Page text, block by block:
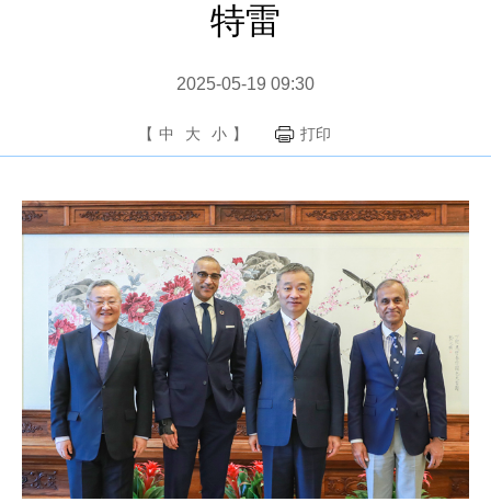
特雷
2025-05-19 09:30
【 中 大 小 】 打印